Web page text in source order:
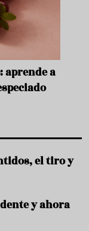
aprende a
el tiro y
y ahora